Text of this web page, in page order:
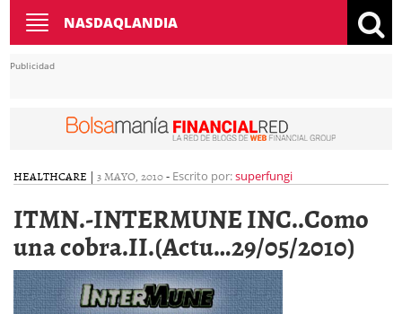
Toggle
navigation
NASDAQLANDIA
Publicidad
HEALTHCARE | 3 MAYO, 2010- Escrito por:superfungi
ITMN.-INTERMUNE INC..Como
una cobra.II.(Actu…29/05/2010)